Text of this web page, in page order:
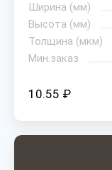
Ширина (мм)
Высота (мм)
Толщина (мкм)
Мин.заказ
10.55 ₽